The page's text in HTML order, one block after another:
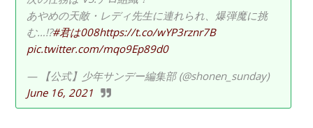
あやめの天敵・レディ先生に連れられ、爆弾魔に挑
む…!?#君は008https://t.co/wYP3rznr7B
pic.twitter.com/mqo9Ep89d0
— 【公式】少年サンデー編集部 (@shonen_sunday)
June 16, 2021